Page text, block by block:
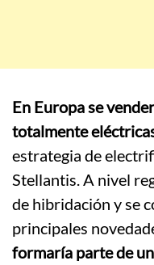
En Europa se
totalmente
estrategia de
Stellantis. A nivel
de hibridación y se
principales
formaría parte de